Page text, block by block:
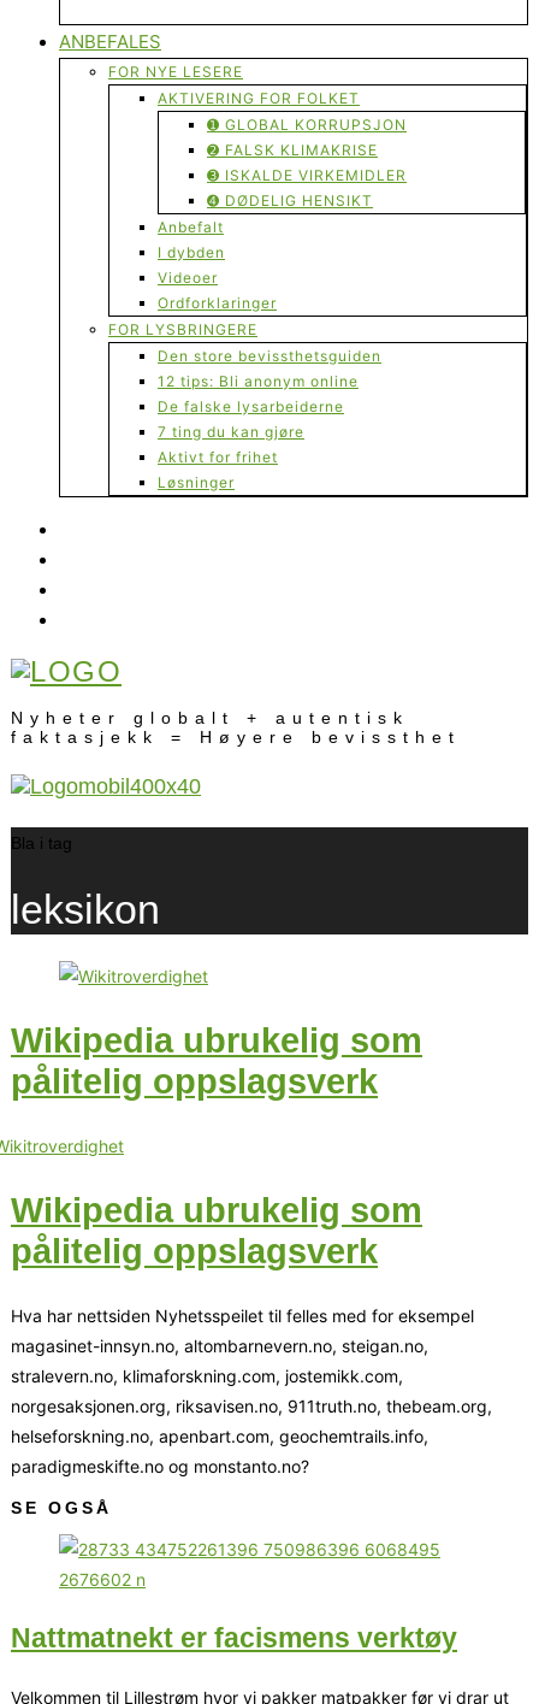
ANBEFALES
FOR NYE LESERE
AKTIVERING FOR FOLKET
➊ GLOBAL KORRUPSJON
➋ FALSK KLIMAKRISE
➌ ISKALDE VIRKEMIDLER
➍ DØDELIG HENSIKT
Anbefalt
I dybden
Videoer
Ordforklaringer
FOR LYSBRINGERE
Den store bevissthetsguiden
12 tips: Bli anonym online
De falske lysarbeiderne
7 ting du kan gjøre
Aktivt for frihet
Løsninger
Nyheter globalt + autentisk
faktasjekk = Høyere bevissthet
Bla i tag
leksikon
Wikipedia ubrukelig som
pålitelig oppslagsverk
Wikipedia ubrukelig som
pålitelig oppslagsverk
Hva har nettsiden Nyhetsspeilet til felles med for eksempel
magasinet-innsyn.no, altombarnevern.no, steigan.no,
stralevern.no, klimaforskning.com, jostemikk.com,
norgesaksjonen.org, riksavisen.no, 911truth.no, thebeam.org,
helseforskning.no, apenbart.com, geochemtrails.info,
paradigmeskifte.no og monstanto.no?
SE OGSÅ
Nattmatnekt er facismens verktøy
Velkommen til Lillestrøm hvor vi pakker matpakker før vi drar ut